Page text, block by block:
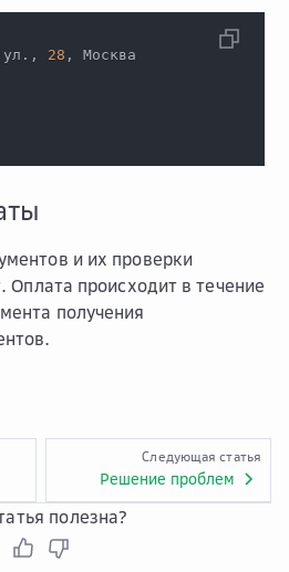
ул., 28 , Москва
и их проверки
Оплата происходит в течение
получения
Следующая статья
Решение проблем
полезна?